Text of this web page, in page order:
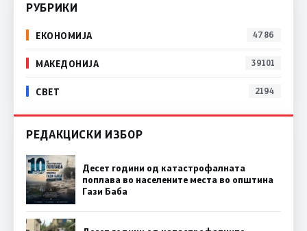
РУБРИКИ
ЕКОНОМИЈА 4786
МАКЕДОНИЈА 39101
СВЕТ 2194
РЕДАКЦИСКИ ИЗБОР
Десет години од катастрофалната
поплава во населените места во општина
Гази Баба